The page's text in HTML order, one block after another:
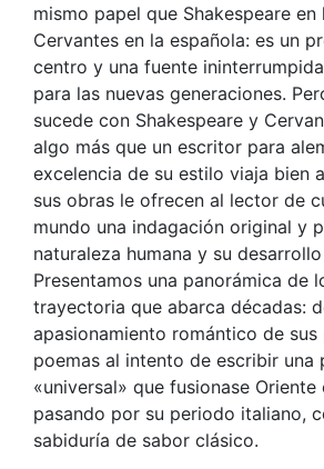
mismo papel que Shakespeare en
Cervantes en la española: es un
centro y una fuente
para las nuevas generaciones.
sucede con Shakespeare y
algo más que un escritor para
excelencia de su estilo viaja bien
sus obras le ofrecen al lector de
mundo una indagación original y
naturaleza humana y su
Presentamos una panorámica de
trayectoria que abarca décadas:
apasionamiento romántico de sus
poemas al intento de escribir una
«universal» que fusionase
pasando por su periodo italiano,
sabiduría de sabor clásico.